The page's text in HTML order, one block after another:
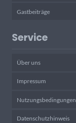
Gastbeiträge
Service
Über uns
Impressum
Nutzungsbedingungen
Datenschutzhinweis